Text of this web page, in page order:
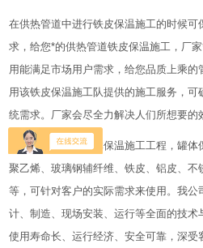
在供热管道中进行铁皮保温施工的时候
求，给您*的供热管道铁皮保温施工，厂
用能满足市场用户需求，给您品质上乘
用该铁皮保温施工队提供的施工服务，
统需求。厂家会尽全力解决人们所想要的
我公司专业提供罐体保温施工工程，罐
聚乙烯、玻璃钢辅纤维、铁皮、铝皮、
等，可针对客户的实际需求来使用。我
计、制造、现场安装、运行等全面的技术
使用寿命长、运行经济、安全可靠，深受